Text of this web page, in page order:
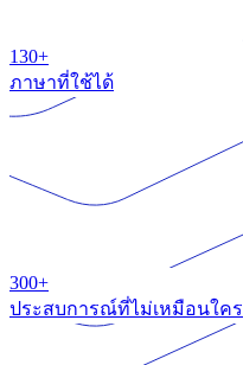
130+
ภาษาที่ใช้ได้
300+
ประสบการณ์ที่ไม่เหมือนใคร